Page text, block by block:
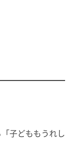
子どももうれし